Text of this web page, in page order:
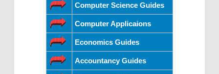
Computer Science Guides
Computer Applicaions
Economics Guides
Accountancy Guides